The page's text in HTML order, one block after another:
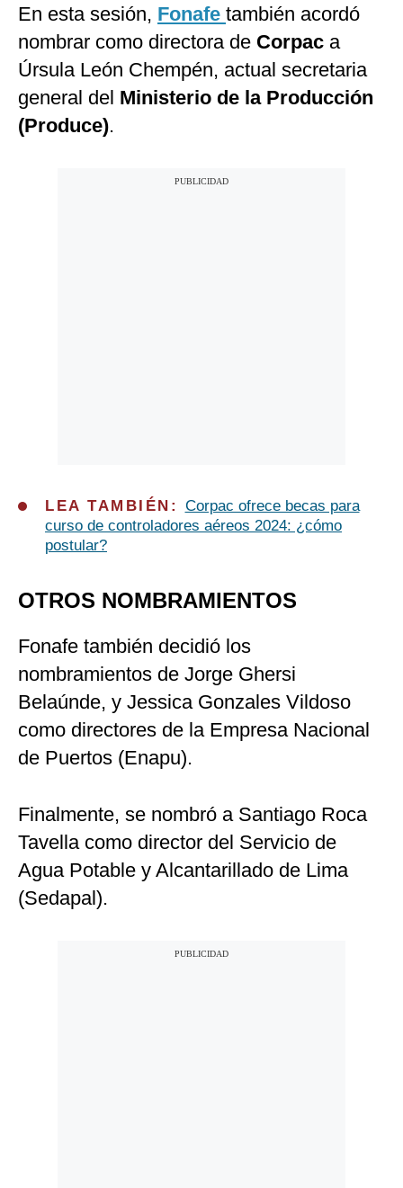
En esta sesión, Fonafe también acordó
nombrar como directora de Corpac a
Úrsula León Chempén, actual secretaria
general del Ministerio de la Producción
(Produce).
LEA TAMBIÉN: Corpac ofrece becas para
curso de controladores aéreos 2024: ¿cómo
postular?
OTROS NOMBRAMIENTOS
Fonafe también decidió los
nombramientos de Jorge Ghersi
Belaúnde, y Jessica Gonzales Vildoso
como directores de la Empresa Nacional
de Puertos (Enapu).
Finalmente, se nombró a Santiago Roca
Tavella como director del Servicio de
Agua Potable y Alcantarillado de Lima
(Sedapal).